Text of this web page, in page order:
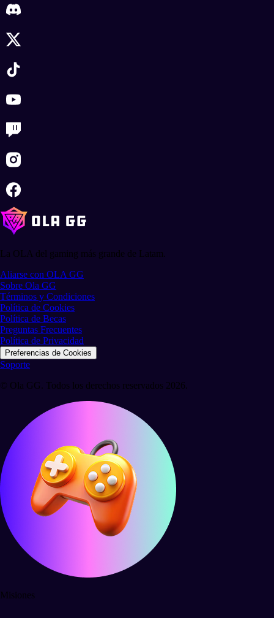
La OLA del gaming más grande de Latam.
Aliarse con OLA GG
Sobre Ola GG
Términos y Condiciones
Política de Cookies
Política de Becas
Preguntas Frecuentes
Política de Privacidad
Preferencias de Cookies
Soporte
© Ola GG. Todos los derechos reservados 2026.
Misiones